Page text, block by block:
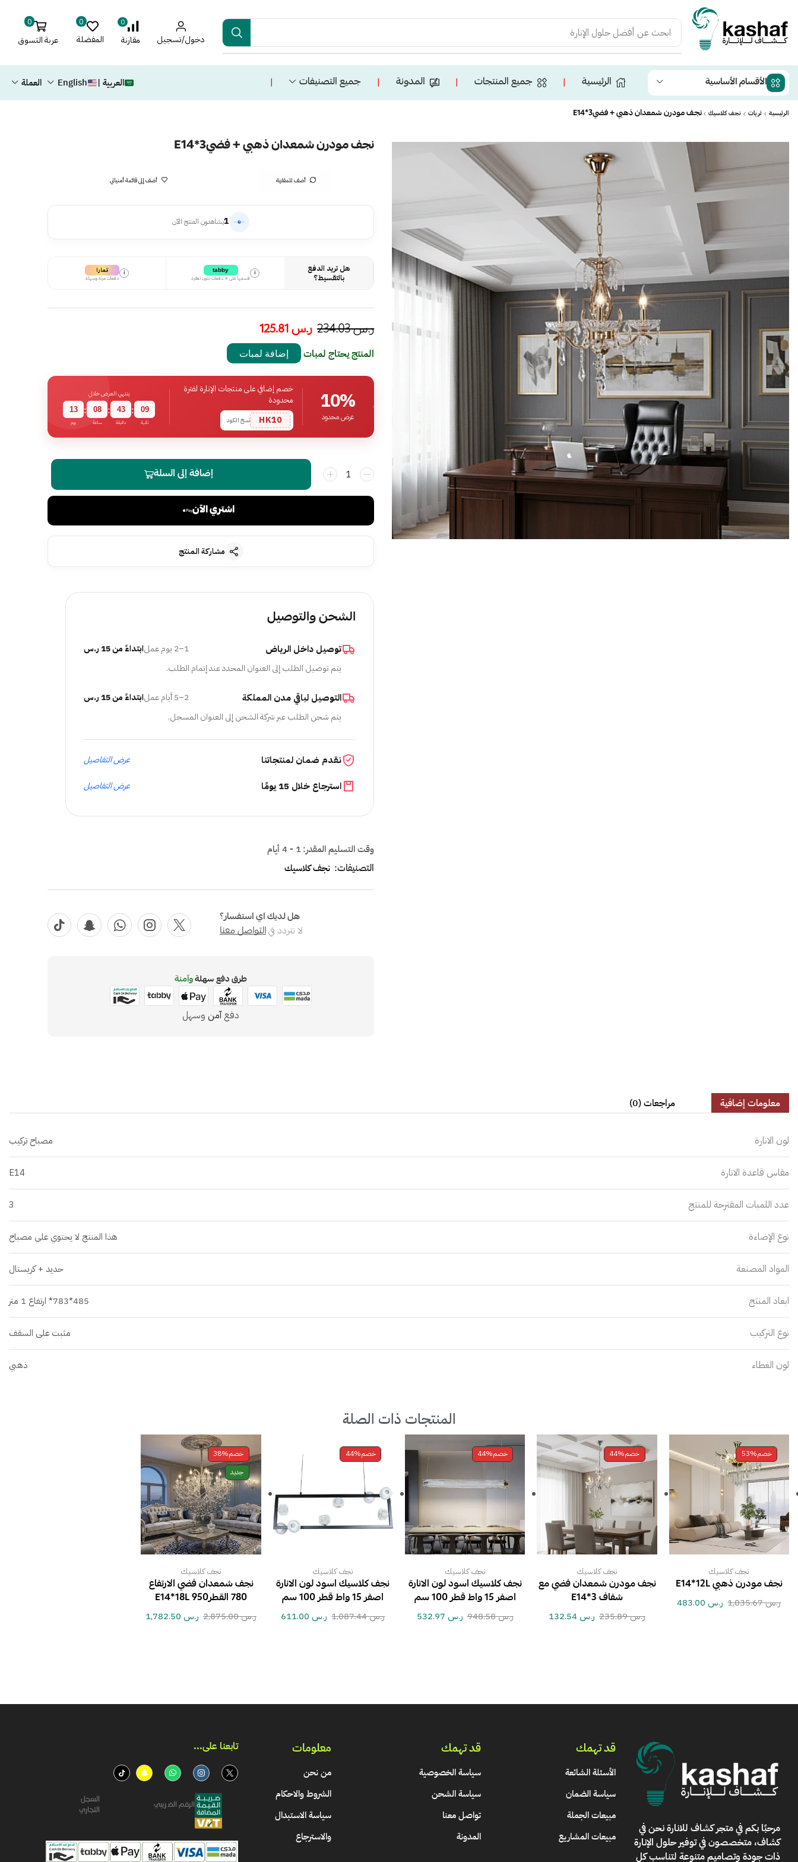
ابحث عن أفضل حلول الإنارة دخول/تسجيل
0
مقارنة
0
المفضلة
0
عربة التسوق
الأقسام الأساسية الرئيسية ❘ جميع المنتجات ❘ المدونة ❘ جميع التصنيفات ❘ العربية | English العملة
الرئيسية ثريات نجف كلاسيك نجف مودرن شمعدان ذهبي + فضيE14*3
نجف مودرن شمعدان ذهبي + فضيE14*3
أضف للمقارنة أضف إلى قائمة أمنياتي
1يشاهدون المنتج الآن
هل تريد الدفع
بالتقسيط؟
i
tabby
قسمها على 4 دفعات بدون تعقيد
i تمارا
دفعات مرنة وسهلة
ر.س234.03 ر.س125.81
المنتج يحتاج لمبات إضافة لمبات
10%
عرض محدود
خصم إضافي على منتجات الإنارة لفترة
محدودة
HK10 نسخ الكود
ينتهي العرض خلال
13
يوم
: 08
ساعة
: 43
دقيقة
: 08
ثانية
إضافة إلى السلة
اشتري الآن
مشاركة المنتج
الشحن والتوصيل
توصيل داخل الرياض 1–2 يوم عمل
ابتداءً من 15 ر.س
يتم توصيل الطلب إلى العنوان المحدد عند إتمام الطلب.
التوصيل لباقي مدن المملكة 2–5 أيام عمل
ابتداءً من 15 ر.س
يتم شحن الطلب عبر شركة الشحن إلى العنوان المسجل.
نقدم ضمان لمنتجاتنا عرض التفاصيل
استرجاع خلال 15 يومًا عرض التفاصيل
وقت التسليم المقدر:1 - 4 أيام
التصنيفات: نجف كلاسيك
هل لديك اي استفسار؟
لا تتردد فيالتواصل معنا
طرق دفع سهلةوآمنة
دفعآمنوسهل
معلومات إضافية مراجعات (0)
لون الانارة مصباح تركيب
مقاس قاعدة الانارة E14
عدد اللمبات المقترحة للمنتج 3
نوع الإضاءة هذا المنتج لا يحتوي على مصباح
المواد المصنعة حديد + كريستال
ابعاد المنتج 485*783* ارتفاع 1 متر
نوع التركيب مثبت على السقف
لون الغطاء ذهبي
المنتجات ذات الصلة
خصم53%
نجف كلاسيك
نجف مودرن ذهبي E14*12L
ر.س1,035.67 ر.س
خصم44%
نجف كلاسيك
نجف مودرن شمعدان فضي مع
شفاف E14*3
ر.س235.89 ر.س
خصم44%
نجف كلاسيك
نجف كلاسيك اسود لون الانارة
اصفر 15 واط قطر 100 سم
ر.س948.58 ر.س
خصم44%
نجف كلاسيك
نجف كلاسيك اسود لون الانارة
اصفر 15 واط قطر 100 سم
ر.س1,087.44 ر.س
خصم38%
جديد
نجف كلاسيك
نجف شمعدان فضي الارتفاع
780 القطر950 E14*18L
ر.س2,875.00 ر.س
مرحبًا بكم فيمتجر كشاف للانارةنحن في
كشاف، متخصصون في توفير حلول الإنارة
ذات جودة وتصاميم متنوعة لتناسب كل
قد تهمك
الأسئلة الشائعة
سياسة الضمان
مبيعات الجملة
مبيعات المشاريع
قد تهمك
سياسة الخصوصية
سياسة الشحن
تواصل معنا
المدونة
معلومات
من نحن
الشروط والاحكام
سياسة الاستبدال
والاسترجاع
تابعنا على...​
الرقم الضريبي
السجل
التجاري